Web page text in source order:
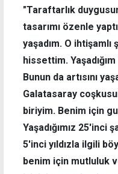
"Taraftarlık
tasarımı özenle
yaşadım. O
hissettim.
Bunun da artısını
Galatasaray
biriyim. Benim için
Yaşadığımız 25'inci
5'inci yıldızla ilgili
benim için mutluluk